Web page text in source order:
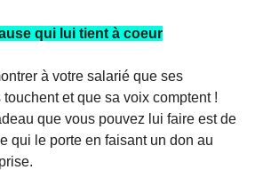
qui lui tient à coeur
à votre salarié que ses
et que sa voix comptent !
que vous pouvez lui faire est de
qui le porte en faisant un don au